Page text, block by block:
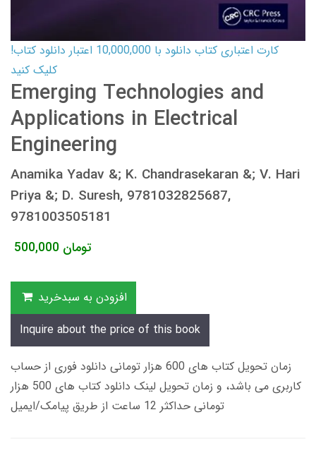
کارت اعتباری کتاب دانلود با 10,000,000 اعتبار دانلود کتاب!
کلیک کنید
Emerging Technologies and
Applications in Electrical
Engineering
Anamika Yadav &; K. Chandrasekaran &; V. Hari
Priya &; D. Suresh, 9781032825687,
9781003505181
500,000 تومان
افزودن به سبدخرید
Inquire about the price of this book
زمان تحویل کتاب های 600 هزار تومانی دانلود فوری از حساب
کاربری می باشد، و زمان تحویل لینک دانلود کتاب های 500 هزار
تومانی حداکثر 12 ساعت از طریق پیامک/ایمیل